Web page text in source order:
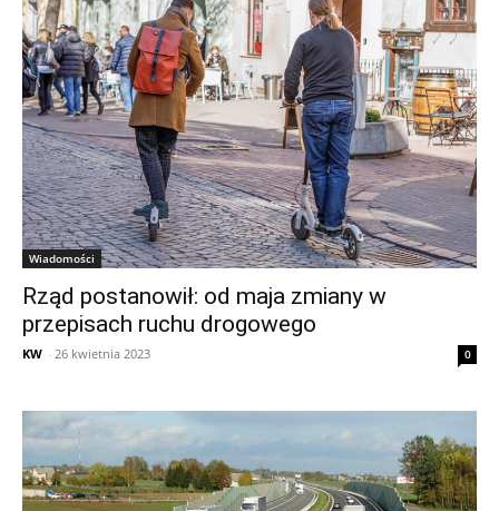
Wiadomości
Rząd postanowił: od maja zmiany w
przepisach ruchu drogowego
KW - 26 kwietnia 2023 0